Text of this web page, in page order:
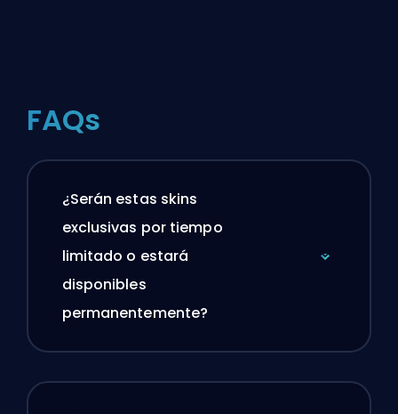
FAQs
¿Serán estas skins
exclusivas por tiempo
limitado o estará
disponibles
permanentemente?